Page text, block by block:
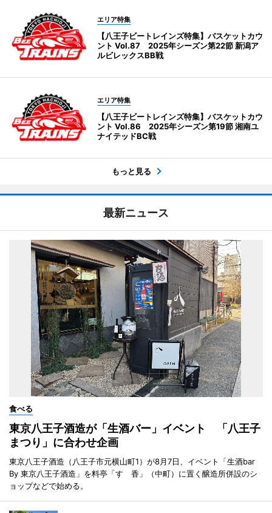
エリア特集
【八王子ビートレインズ特集】バスケットカウ
ント Vol.87 2025年シーズン第22節 新潟ア
ルビレックスBB戦
エリア特集
【八王子ビートレインズ特集】バスケットカウ
ント Vol.86 2025年シーズン第19節 湘南ユ
ナイテッドBC戦
もっと見る
最新ニュース
食べる
東京八王子酒造が「生酒バー」イベント 「八王子
まつり」に合わせ企画
東京八王子酒造（八王子市元横山町1）が8月7日、イベント「生酒bar
By 東京八王子酒造」を料亭「すゞ香」（中町）に置く醸造所併設のシ
ョップなどで始める。